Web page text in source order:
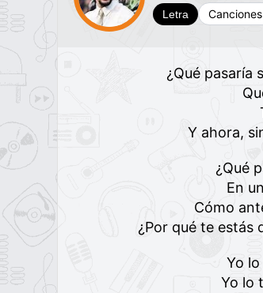
Letra Canciones
¿Qué pasaría
Y ahora,
¿Qué
En
Cómo
¿Por qué te estás
Yo
Yo lo